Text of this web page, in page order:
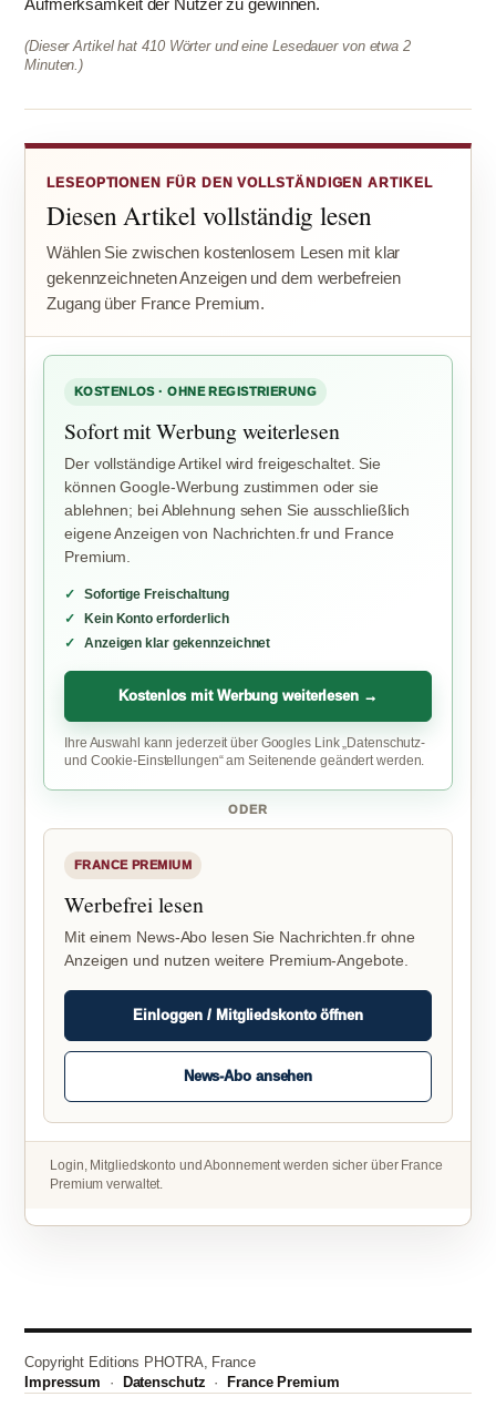
Aufmerksamkeit der Nutzer zu gewinnen.
(Dieser Artikel hat 410 Wörter und eine Lesedauer von etwa 2
Minuten.)
LESEOPTIONEN FÜR DEN VOLLSTÄNDIGEN ARTIKEL
Diesen Artikel vollständig lesen
Wählen Sie zwischen kostenlosem Lesen mit klar
gekennzeichneten Anzeigen und dem werbefreien
Zugang über France Premium.
KOSTENLOS · OHNE REGISTRIERUNG
Sofort mit Werbung weiterlesen
Der vollständige Artikel wird freigeschaltet. Sie
können Google-Werbung zustimmen oder sie
ablehnen; bei Ablehnung sehen Sie ausschließlich
eigene Anzeigen von Nachrichten.fr und France
Premium.
Sofortige Freischaltung
Kein Konto erforderlich
Anzeigen klar gekennzeichnet
Kostenlos mit Werbung weiterlesen →
Ihre Auswahl kann jederzeit über Googles Link „Datenschutz-
und Cookie-Einstellungen“ am Seitenende geändert werden.
ODER
FRANCE PREMIUM
Werbefrei lesen
Mit einem News-Abo lesen Sie Nachrichten.fr ohne
Anzeigen und nutzen weitere Premium-Angebote.
Einloggen / Mitgliedskonto öffnen
News-Abo ansehen
Login, Mitgliedskonto und Abonnement werden sicher über France
Premium verwaltet.
Copyright Editions PHOTRA, France
Impressum · Datenschutz · France Premium